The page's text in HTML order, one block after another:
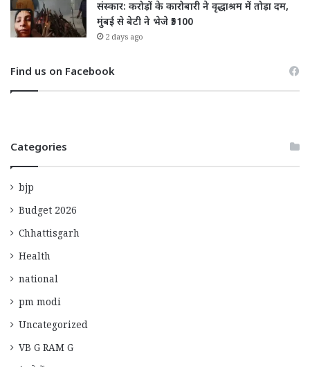
संस्कार: करोड़ों के कारोबारी ने वृद्धाश्रम में तोड़ा दम,
मुंबई से बेटी ने भेजे ₹5100
2 days ago
Find us on Facebook
Categories
bjp
Budget 2026
Chhattisgarh
Health
national
pm modi
Uncategorized
VB G RAM G